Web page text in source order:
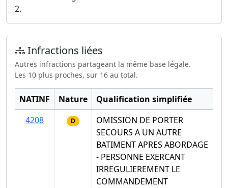
2.
Infractions liées
Autres infractions partageant la même base légale.
Les 10 plus proches, sur 16 au total.
NATINF Nature
Qualification simplifiée
4208
D
OMISSION DE PORTER
SECOURS A UN AUTRE
BATIMENT APRES ABORDAGE
- PERSONNE EXERCANT
IRREGULIEREMENT LE
COMMANDEMENT